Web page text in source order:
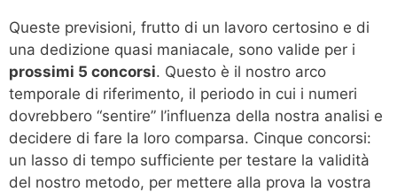
Queste previsioni, frutto di un lavoro certosino e di
una dedizione quasi maniacale, sono valide per i
prossimi 5 concorsi. Questo è il nostro arco
temporale di riferimento, il periodo in cui i numeri
dovrebbero “sentire” l’influenza della nostra analisi e
decidere di fare la loro comparsa. Cinque concorsi:
un lasso di tempo sufficiente per testare la validità
del nostro metodo, per mettere alla prova la vostra